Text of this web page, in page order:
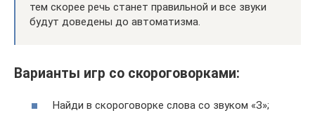
тем скорее речь станет правильной и все звуки
будут доведены до автоматизма.
Варианты игр со скороговорками:
Найди в скороговорке слова со звуком «З»;